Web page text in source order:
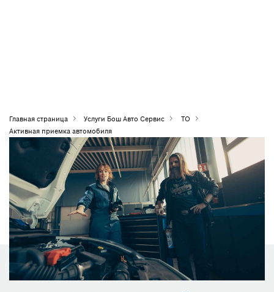
Главная страница Услуги Бош Авто Сервис
ТО
Активная приемка автомобиля